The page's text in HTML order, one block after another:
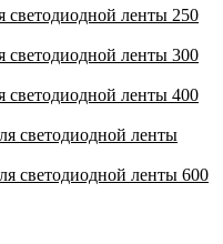
светодиодной ленты 250
светодиодной ленты 300
светодиодной ленты 400
светодиодной ленты
светодиодной ленты 600